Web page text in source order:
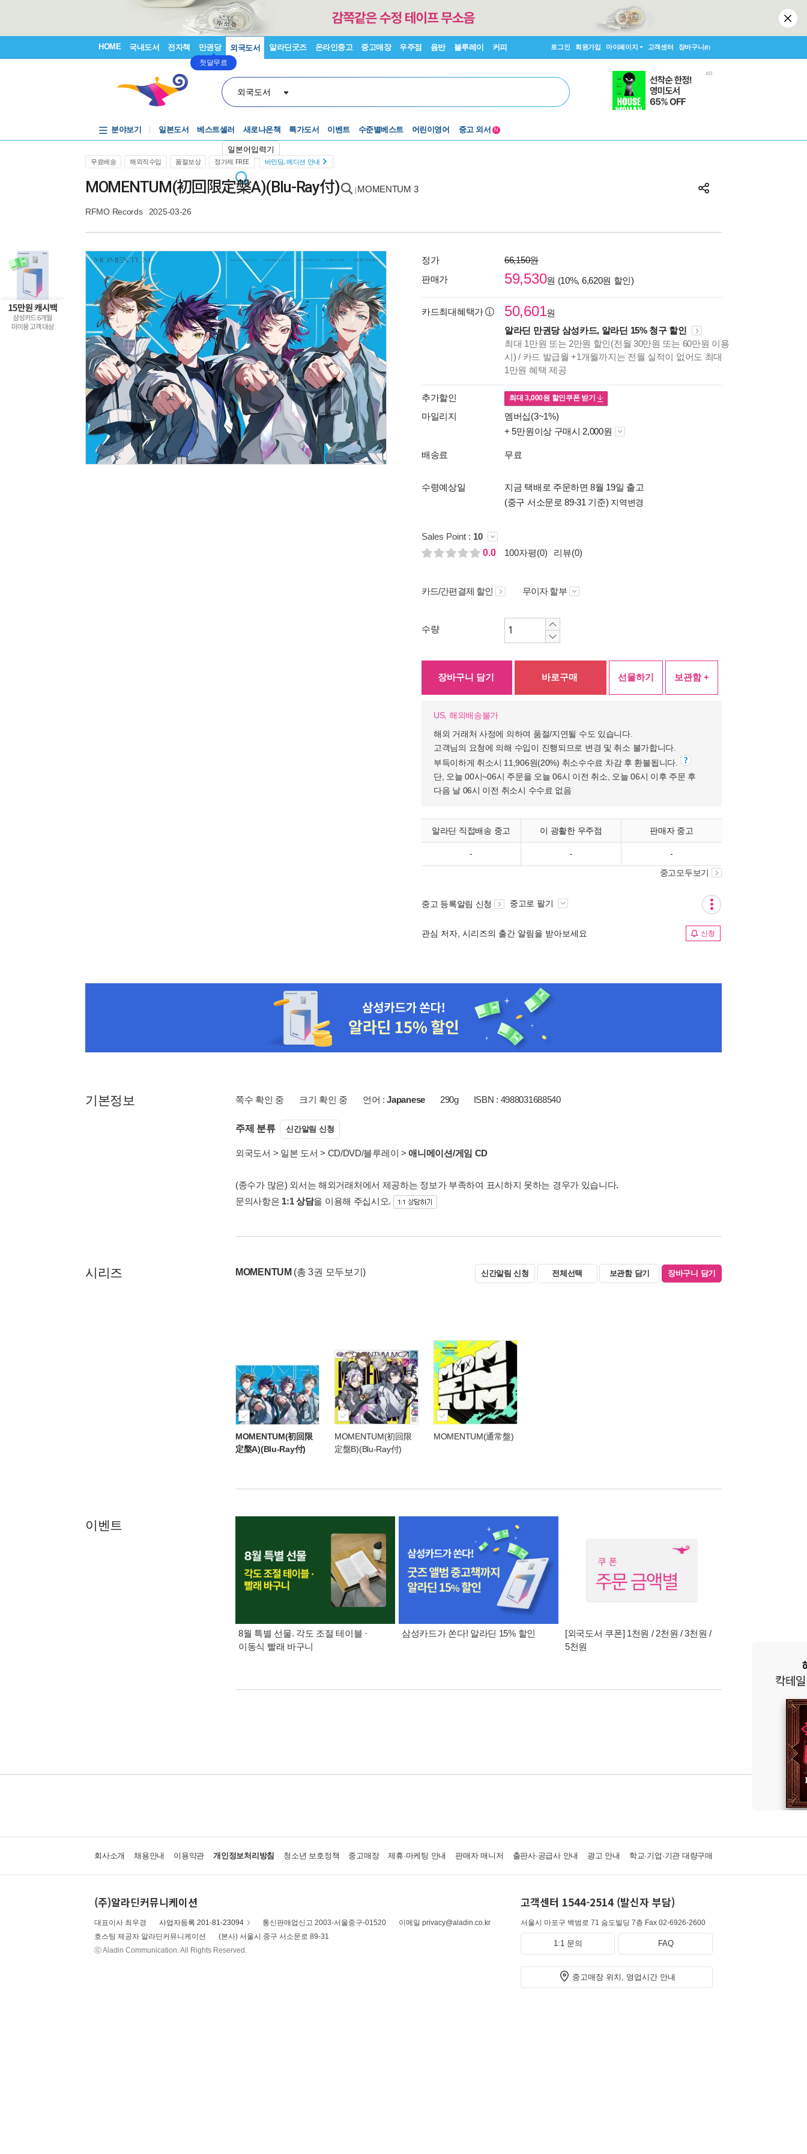
HOME 국내도서 전자책 만권당
첫달무료
외국도서 알라딘굿즈 온라인중고 중고매장 우주점 음반 블루레이 커피 로그인 회원가입 마이페이지 고객센터 장바구니(0)
외국도서
일본어입력기
분야보기 일본도서 베스트셀러 새로나온책 특가도서 이벤트
수준별베스트
어린이영어
중고 외서
N
무료배송 해외직수입 품절보상 정가제 FREE 바인딩, 에디션 안내
MOMENTUM(初回限定槃A)(Blu-Ray付) MOMENTUM 3
RFMO Records 2025-03-26
정가
66,150원
판매가
59,530원 (10%, 6,620원 할인)
카드최대혜택가 50,601원
알라딘 만권당 삼성카드, 알라딘 15% 청구 할인
최대 1만원 또는 2만원 할인(전월 30만원 또는 60만원 이용
시) / 카드 발급월 +1개월까지는 전월 실적이 없어도 최대
1만원 혜택 제공
추가할인 최대3,000원 할인쿠폰 받기
마일리지
멤버십(3~1%)
+ 5만원이상 구매시 2,000원
배송료 무료
수령예상일
지금 택배로 주문하면 8월 19일 출고
(중구 서소문로 89-31 기준) 지역변경
Sales Point : 10
0.0
100자평(0) 리뷰(0)
카드/간편결제 할인 무이자 할부
수량
장바구니 담기 바로구매 선물하기 보관함 +
US, 해외배송불가
해외 거래처 사정에 의하여 품절/지연될 수도 있습니다.
고객님의 요청에 의해 수입이 진행되므로 변경 및 취소 불가합니다.
부득이하게 취소시 11,906원(20%) 취소수수료 차감 후 환불됩니다.
단, 오늘 00시~06시 주문을 오늘 06시 이전 취소, 오늘 06시 이후 주문 후
다음 날 06시 이전 취소시 수수료 없음
알라딘 직접배송 중고 이 광활한 우주점 판매자 중고
- - -
중고모두보기
중고 등록알림 신청 중고로 팔기
관심 저자, 시리즈의 출간 알림을 받아보세요 신청
기본정보 쪽수 확인 중 크기 확인 중 언어 :Japanese 290g ISBN : 4988031688540
주제 분류 신간알림 신청
외국도서 > 일본 도서 > CD/DVD/블루레이 >애니메이션/게임 CD
(종수가 많은) 외서는 해외거래처에서 제공하는 정보가 부족하여 표시하지 못하는 경우가 있습니다.
문의사항은 1:1 상담을 이용해 주십시오.
시리즈 MOMENTUM (총 3권 모두보기) 신간알림 신청 전체선택 보관함 담기 장바구니 담기
MOMENTUM(初回限
定槃A)(Blu-Ray付)
MOMENTUM(初回限
定盤B)(Blu-Ray付)
MOMENTUM(通常盤)
이벤트
8월 특별 선물. 각도 조절 테이블 ·
이동식 빨래 바구니
삼성카드가 쏜다! 알라딘 15% 할인
[외국도서 쿠폰] 1천원 / 2천원 / 3천원 /
5천원
회사소개 채용안내 이용약관 개인정보처리방침 청소년 보호정책 중고매장 제휴·마케팅 안내 판매자 매니저 출판사·공급사 안내 광고 안내 학교·기업·기관 대량구매
(주)알라딘커뮤니케이션
대표이사 최우경 사업자등록 201-81-23094 통신판매업신고 2003-서울중구-01520
이메일 privacy@aladin.co.kr
호스팅 제공자 알라딘커뮤니케이션
(본사) 서울시 중구 서소문로 89-31
ⓒ Aladin Communication. All Rights Reserved.
고객센터 1544-2514 (발신자 부담)
서울시 마포구 백범로 71 숨도빌딩 7층 Fax 02-6926-2600
1:1 문의 FAQ
중고매장 위치, 영업시간 안내